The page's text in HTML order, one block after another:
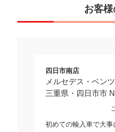
お客
四日市南店
メルセデス・ベン
三重県・四日市市
初めての輸入車で大事